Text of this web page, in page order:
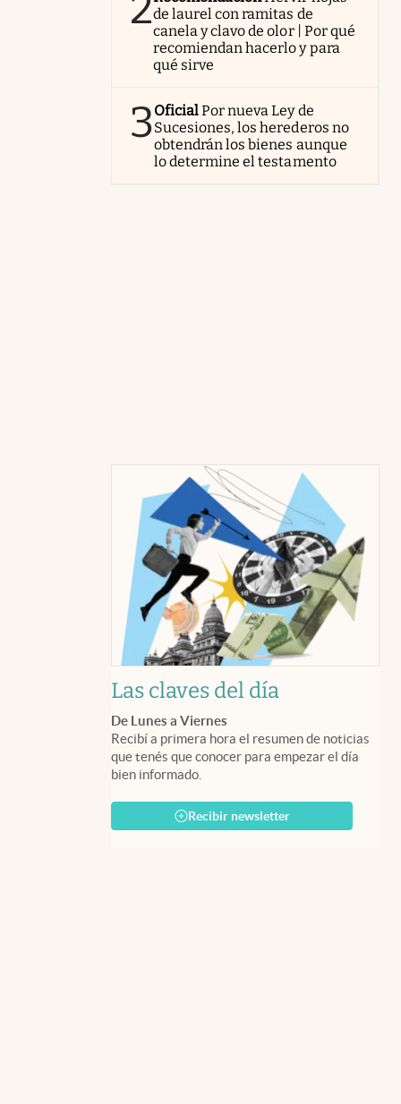
de laurel con ramitas de
canela y clavo de olor | Por qué
recomiendan hacerlo y para
qué sirve
3OficialPor nueva Ley de
Sucesiones, los herederos no
obtendrán los bienes aunque
lo determine el testamento
Las claves del día
De Lunes a Viernes
Recibí a primera hora el resumen de noticias
que tenés que conocer para empezar el día
bien informado.
Recibir newsletter